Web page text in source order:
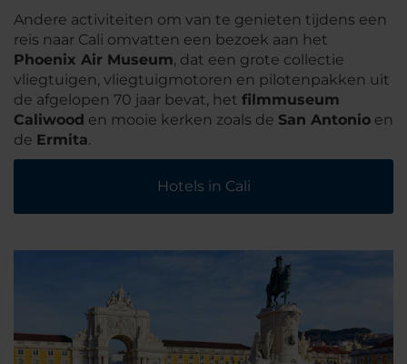
Andere activiteiten om van te genieten tijdens een
reis naar Cali omvatten een bezoek aan het
Phoenix Air Museum, dat een grote collectie
vliegtuigen, vliegtuigmotoren en pilotenpakken uit
de afgelopen 70 jaar bevat, het filmmuseum
Caliwood en mooie kerken zoals de San Antonio en
de Ermita.
Hotels in Cali